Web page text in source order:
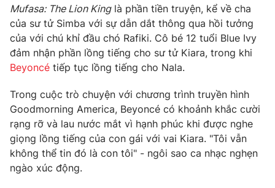
Thế giới đó đây
Câu chuyện quốc tế
Tài chính
Thị trường
Góc doanh nghiệp
Dữ liệu và đời sống
Truyền hình
Phim VTV
Hậu trường
Nhân vật
Khán giả
Giải trí
Điện ảnh
Âm nhạc
Sao
Đời sống
Du lịch
Giáo dục
Mufasa: The Lion Kinglà phần tiền truyện, kể về cha
của sư tử Simba với sự dẫn dắt thông qua hồi tưởng
của với chú khỉ đầu chó Rafiki. Cô bé 12 tuổi Blue Ivy
đảm nhận phần lồng tiếng cho sư tử Kiara, trong khi
Beyoncé tiếp tục lồng tiếng cho Nala.
Trong cuộc trò chuyện với chương trình truyền hình
Goodmorning America, Beyoncé có khoảnh khắc cười
rạng rỡ và lau nước mắt vì hạnh phúc khi được nghe
giọng lồng tiếng của con gái với vai Kiara. "Tôi vẫn
không thể tin đó là con tôi" - ngôi sao ca nhạc nghẹn
ngào xúc động.